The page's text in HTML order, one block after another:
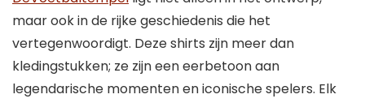
maar ook in de rijke geschiedenis die het
vertegenwoordigt. Deze shirts zijn meer dan
kledingstukken; ze zijn een eerbetoon aan
legendarische momenten en iconische spelers. Elk